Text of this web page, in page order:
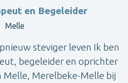
en Begeleider
Melle
steviger leven Ik ben
begeleider en oprichter
Melle, Merelbeke-Melle bij